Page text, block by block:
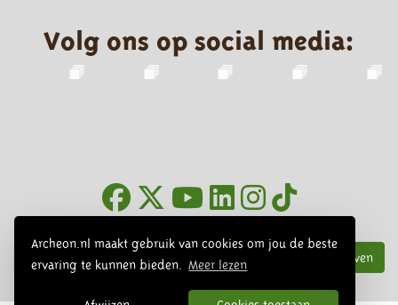
Archeon.nl maakt gebruik van cookies om jou de beste
ervaring te kunnen bieden.
Meer lezen
Volg ons op social media:
Inschrijven